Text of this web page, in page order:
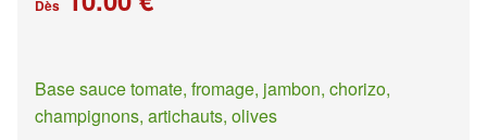
Dès
Base sauce tomate, fromage, jambon, chorizo,
champignons, artichauts, olives